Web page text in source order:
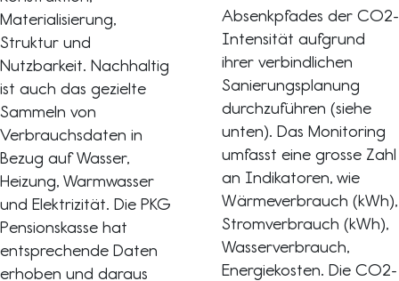
Materialisierung,
Struktur und
Nutzbarkeit. Nachhaltig
ist auch das gezielte
Sammeln von
Verbrauchsdaten in
Bezug auf Wasser,
Heizung, Warmwasser
und Elektrizität. Die PKG
Pensionskasse hat
entsprechende Daten
erhoben und daraus
Absenkpfades der CO2-
Intensität aufgrund
ihrer verbindlichen
Sanierungsplanung
durchzuführen (siehe
unten). Das Monitoring
umfasst eine grosse Zahl
an Indikatoren, wie
Wärmeverbrauch (kWh),
Stromverbrauch (kWh),
Wasserverbrauch,
Energiekosten. Die CO2-